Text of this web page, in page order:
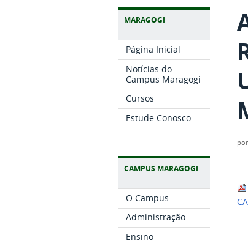
MARAGOGI
Página Inicial
Notícias do
Campus Maragogi
Cursos
Estude Conosco
CAMPUS MARAGOGI
O Campus
Administração
Ensino
por